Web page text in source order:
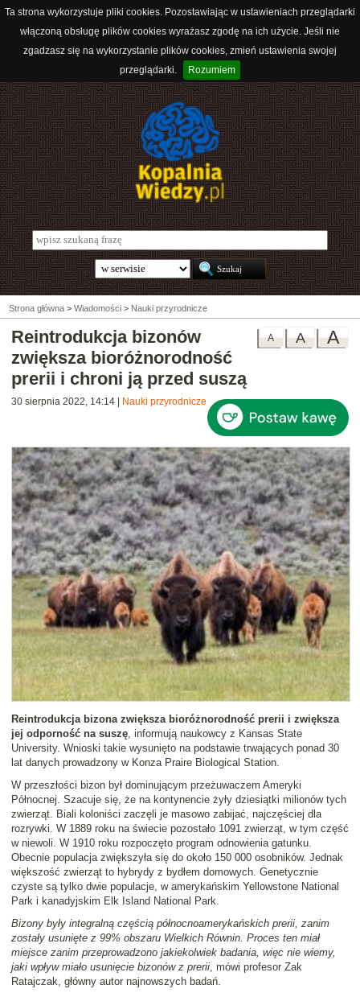
Ta strona wykorzystuje pliki cookies. Pozostawiając w ustawieniach przeglądarki
włączoną obsługę plików cookies wyrażasz zgodę na ich użycie. Jeśli nie
zgadzasz się na wykorzystanie plików cookies, zmień ustawienia swojej
przeglądarki.
Rozumiem
Strona główna > Wiadomości > Nauki przyrodnicze
A
A
A
Reintrodukcja bizonów
zwiększa bioróżnorodność
prerii i chroni ją przed suszą
30 sierpnia 2022, 14:14 Nauki przyrodnicze
Reintrodukcja bizona zwiększa bioróżnorodność prerii i zwiększa
jej odporność na suszę, informują naukowcy z Kansas State
University. Wnioski takie wysunięto na podstawie trwających ponad 30
lat danych prowadzony w Konza Praire Biological Station.
W przeszłości bizon był dominującym przeżuwaczem Ameryki
Północnej. Szacuje się, że na kontynencie żyły dziesiątki milionów tych
zwierząt. Biali koloniści zaczęli je masowo zabijać, najczęściej dla
rozrywki. W 1889 roku na świecie pozostało 1091 zwierząt, w tym część
w niewoli. W 1910 roku rozpoczęto program odnowienia gatunku.
Obecnie populacja zwiększyła się do około 150 000 osobników. Jednak
większość zwierząt to hybrydy z bydłem domowych. Genetycznie
czyste są tylko dwie populacje, w amerykańskim Yellowstone National
Park i kanadyjskim Elk Island National Park.
Bizony były integralną częścią północnoamerykańskich prerii, zanim
zostały usunięte z 99% obszaru Wielkich Równin. Proces ten miał
miejsce zanim przeprowadzono jakiekolwiek badania, więc nie wiemy,
jaki wpływ miało usunięcie bizonów z prerii, mówi profesor Zak
Ratajczak, główny autor najnowszych badań.